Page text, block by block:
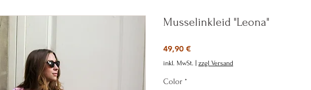
Musselinkleid "Leona"
49,90 €Preis
inkl. MwSt. zzgl Versand
Color *